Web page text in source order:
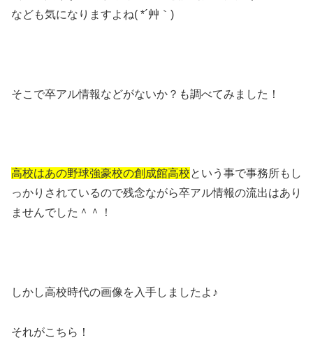
なども気になりますよね( *´艸｀)
そこで卒アル情報などがないか？も調べてみました！
高校はあの野球強豪校の創成館高校という事で事務所もし
っかりされているので残念ながら卒アル情報の流出はあり
ませんでした＾＾！
しかし高校時代の画像を入手しましたよ♪
それがこちら！